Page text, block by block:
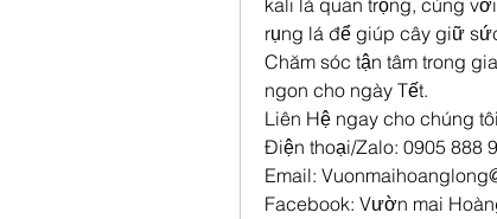
kali là quan trọng, cùng
rụng lá để giúp cây giữ
Chăm sóc tận tâm trong
ngon cho ngày Tết.
Liên Hệ ngay cho chúng
Điện thoại/Zalo: 0905 888
Email:
Facebook: Vườn mai